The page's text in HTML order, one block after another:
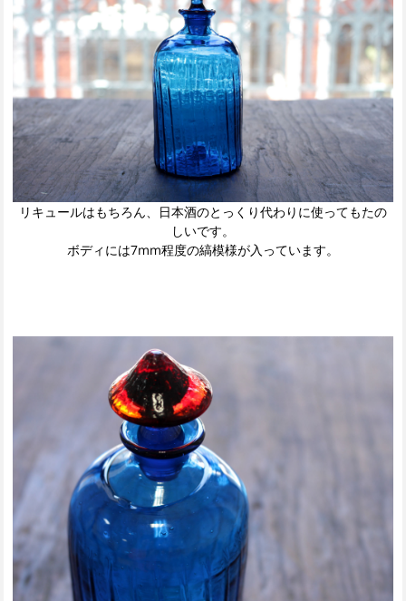
リキュールはもちろん、日本酒のとっくり代わりに使ってもたの
しいです。
ボディには7mm程度の縞模様が入っています。